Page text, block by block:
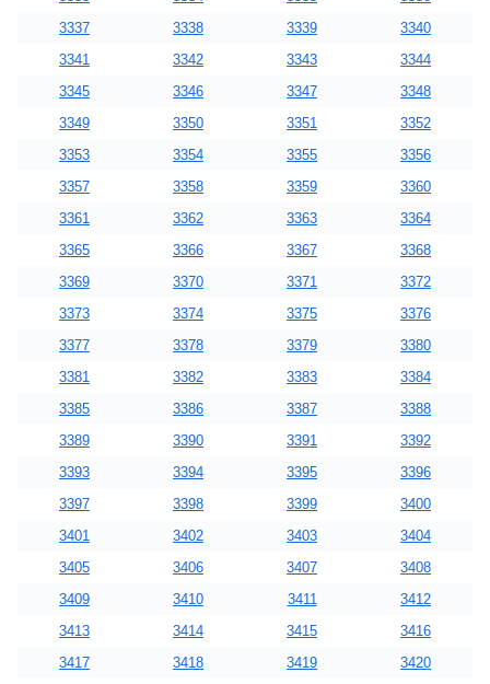
3337
3338 3339
3340
3341
3342 3343
3344
3345
3346 3347
3348
3349
3350 3351
3352
3353
3354 3355
3356
3357
3358 3359
3360
3361
3362 3363
3364
3365
3366 3367
3368
3369
3370 3371
3372
3373
3374 3375
3376
3377
3378 3379
3380
3381
3382 3383
3384
3385
3386 3387
3388
3389
3390 3391
3392
3393
3394 3395
3396
3397
3398 3399
3400
3401
3402 3403
3404
3405
3406 3407
3408
3409
3410 3411
3412
3413
3414 3415
3416
3417
3418 3419
3420